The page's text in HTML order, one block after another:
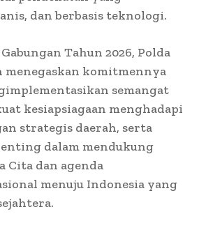
dan berbasis teknologi.
Tahun 2026, Polda
menegaskan komitmennya
semangat
kesiapsiagaan menghadapi
strategis daerah, serta
dalam mendukung
Cita dan agenda
menuju Indonesia yang